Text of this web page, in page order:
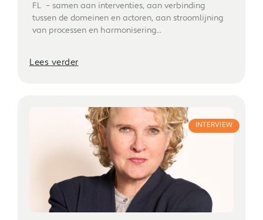
FL – samen aan interventies, aan verbinding
tussen de domeinen en actoren, aan stroomlijning
van processen en harmonisering...
Lees verder
INTERVIEW